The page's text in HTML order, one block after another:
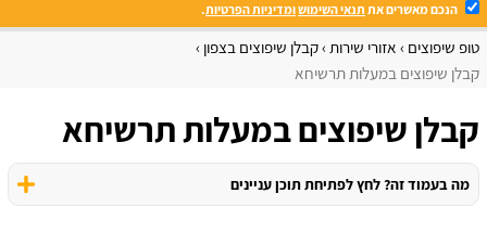
הנכם מאשרים את תנאי השימושומדיניות הפרטיות.
טופ שיפוצים אזורי שירות קבלן שיפוצים בצפון
קבלן שיפוצים במעלות תרשיחא
קבלן שיפוצים במעלות תרשיחא
מה בעמוד זה? לחץ לפתיחת תוכן עניינים